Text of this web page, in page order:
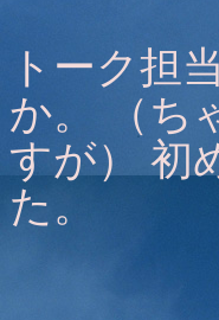
トーク担
か。 （ち
すが） 初
た。